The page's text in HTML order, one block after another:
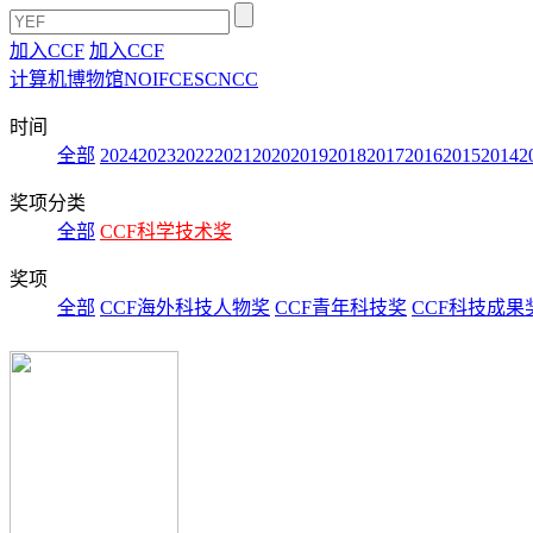
加入CCF 加入CCF
计算机博物馆NOIFCESCNCC
时间
全部 20242023202220212020201920182017201620152014
奖项分类
全部 CCF科学技术奖
奖项
全部 CCF海外科技人物奖 CCF青年科技奖 CCF科技成果